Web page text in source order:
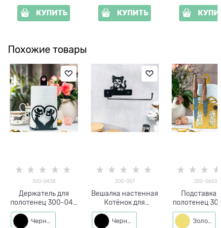
КУПИТЬ КУПИТЬ
Похожие товары
300-043B
Держатель для
полотенец 300-043
кухонный
настольный
Черный
300-057
Вешалка настенная
Котёнок для
полотенца 300-057
Черный
300-065G
Подставка
полотенец
с
держателем
Золото